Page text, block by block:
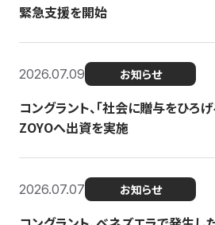
緊急支援を開始
2026.07.09 お知らせ
コングラント、「社会に贈与をひろ
ZOYOへ出資を実施
2026.07.07 お知らせ